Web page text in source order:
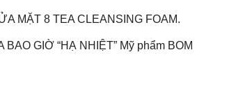
MẶT 8 TEA CLEANSING FOAM.
GIỜ “HẠ NHIỆT” Mỹ phẩm BOM